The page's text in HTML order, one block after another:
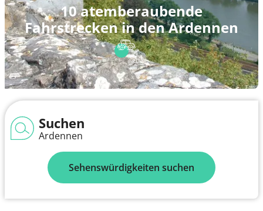
10 atemberaubende
Fahrstrecken in den Ardennen
Suchen
Ardennen
Sehenswürdigkeiten suchen